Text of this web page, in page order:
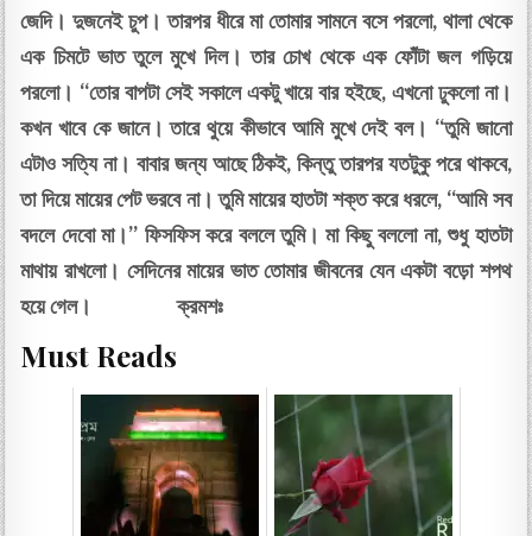
জেদি। দুজনেই চুপ। তারপর ধীরে মা তোমার সামনে বসে পরলো, থালা থেকে
এক চিমটে ভাত তুলে মুখে দিল। তার চোখ থেকে এক ফোঁটা জল গড়িয়ে
পরলো। “তোর বাপটা সেই সকালে একটু খায়ে বার হইছে, এখনো ঢুকলো না।
কখন খাবে কে জানে। তারে থুয়ে কীভাবে আমি মুখে দেই বল। “তুমি জানো
এটাও সত্যি না। বাবার জন্য আছে ঠিকই, কিন্তু তারপর যতটুকু পরে থাকবে,
তা দিয়ে মায়ের পেট ভরবে না। তুমি মায়ের হাতটা শক্ত করে ধরলে, “আমি সব
বদলে দেবো মা।” ফিসফিস করে বললে তুমি। মা কিছু বললো না, শুধু হাতটা
মাথায় রাখলো। সেদিনের মায়ের ভাত তোমার জীবনের যেন একটা বড়ো শপথ
হয়ে গেল। ক্রমশঃ
Must Reads